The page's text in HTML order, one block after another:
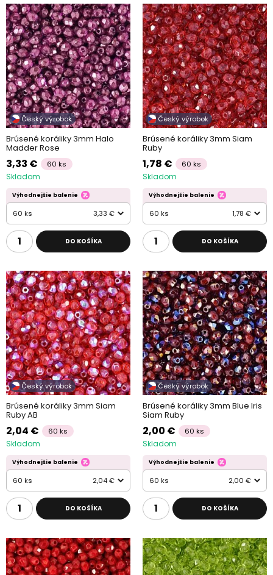
Český výrobok
Brúsené koráliky 3mm Halo
Madder Rose
3,33 € 60 ks
Skladom
Výhodnejšie balenie
60 ks 3,33 €
DO KOŠÍKA
Český výrobok
Brúsené koráliky 3mm Siam
Ruby
1,78 € 60 ks
Skladom
Výhodnejšie balenie
60 ks 1,78 €
DO KOŠÍKA
Český výrobok
Brúsené koráliky 3mm Siam
Ruby AB
2,04 € 60 ks
Skladom
Výhodnejšie balenie
60 ks 2,04 €
DO KOŠÍKA
Český výrobok
Brúsené koráliky 3mm Blue Iris
Siam Ruby
2,00 € 60 ks
Skladom
Výhodnejšie balenie
60 ks 2,00 €
DO KOŠÍKA